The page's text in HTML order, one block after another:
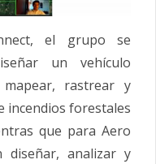
el grupo se
un vehículo
rastrear y
incendios forestales
que para Aero
diseñar, analizar y